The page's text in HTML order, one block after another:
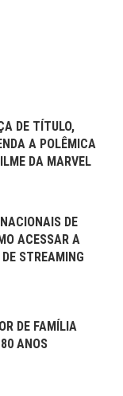
DE TÍTULO,
A POLÊMICA
DA MARVEL
DE
ACESSAR A
STREAMING
DE FAMÍLIA
ANOS